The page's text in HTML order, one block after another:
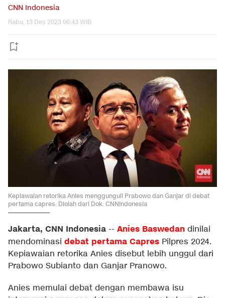
CNN Indonesia
Rabu, 13 Des 2023 06:43 WIB
Kepiawaian retorika Anies menggunguli Prabowo dan Ganjar di debat
pertama capres. Diolah dari Dok. CNNIndonesia
Jakarta, CNN Indonesia -- Anies Baswedan dinilai
mendominasi debat pertama Capres Pilpres 2024.
Kepiawaian retorika Anies disebut lebih unggul dari
Prabowo Subianto dan Ganjar Pranowo.
Anies memulai debat dengan membawa isu